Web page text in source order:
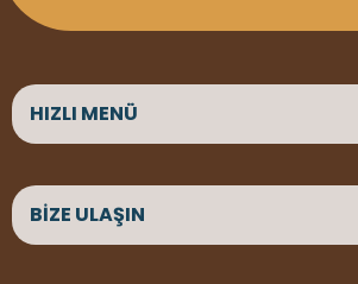
HIZLI MENÜ
ANASAYFA
ÜRÜNLER
BİZE ULAŞIN